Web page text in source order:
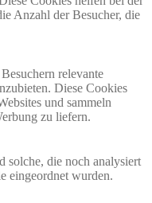
Anzahl der Besucher, die
relevante
Diese Cookies
und sammeln
zu liefern.
solche, die noch analysiert
eingeordnet wurden.